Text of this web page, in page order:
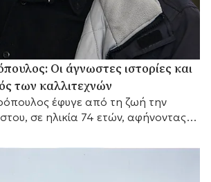
Οι άγνωστες ιστορίες και
των καλλιτεχνών
έφυγε από τη ζωή την
σε ηλικία 74 ετών, αφήνοντας